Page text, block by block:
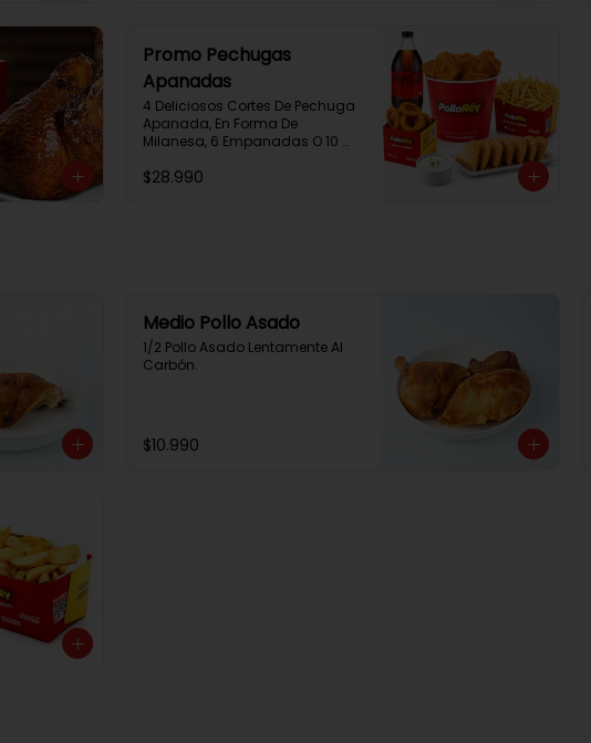
Promo Pechugas
Apanadas
4 Deliciosos Cortes De Pechuga
Apanada, En Forma De
Milanesa, 6 Empanadas O 10
1 Bebida De 1.5 Litros, 2 Salsas
$28.990
Medio Pollo Asado
1/2 Pollo Asado Lentamente Al
Carbón.
$10.990